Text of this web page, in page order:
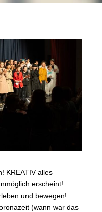
KREATIV alles
erscheint!
und bewegen!
(wann war das